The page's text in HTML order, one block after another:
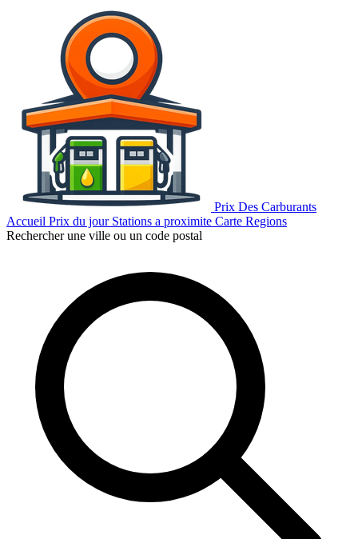
Prix Des Carburants
Accueil Prix du jour Stations a proximite Carte Regions
Rechercher une ville ou un code postal